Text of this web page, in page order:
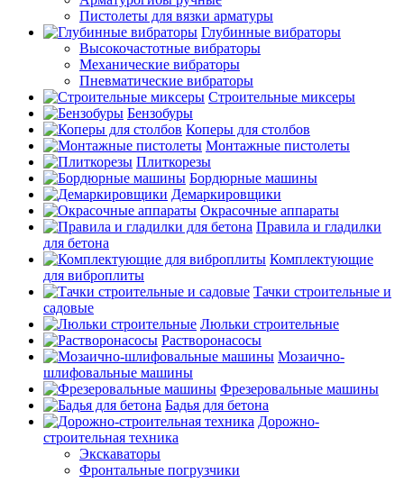
Пистолеты для вязки арматуры
Глубинные вибраторы
Высокочастотные вибраторы
Механические вибраторы
Пневматические вибраторы
Строительные миксеры
Бензобуры
Коперы для столбов
Монтажные пистолеты
Плиткорезы
Бордюрные машины
Демаркировщики
Окрасочные аппараты
Правила и гладилки
для бетона
Комплектующие
для виброплиты
Тачки строительные и
садовые
Люльки строительные
Растворонасосы
Мозаично-
шлифовальные машины
Фрезеровальные машины
Бадья для бетона
Дорожно-
строительная техника
Экскаваторы
Фронтальные погрузчики